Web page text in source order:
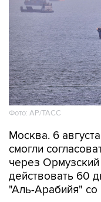
Фото: AP/ТАСС
Москва. 6
через
действовать 60
"Аль-Арабийя" со
"О соглашении